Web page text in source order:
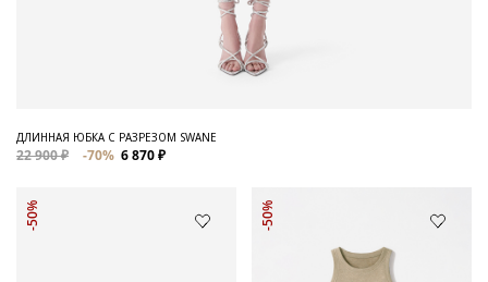
ДЛИННАЯ ЮБКА С РАЗРЕЗОМ SWANE
22 900 ₽ -70% 6 870 ₽
-50% -50%